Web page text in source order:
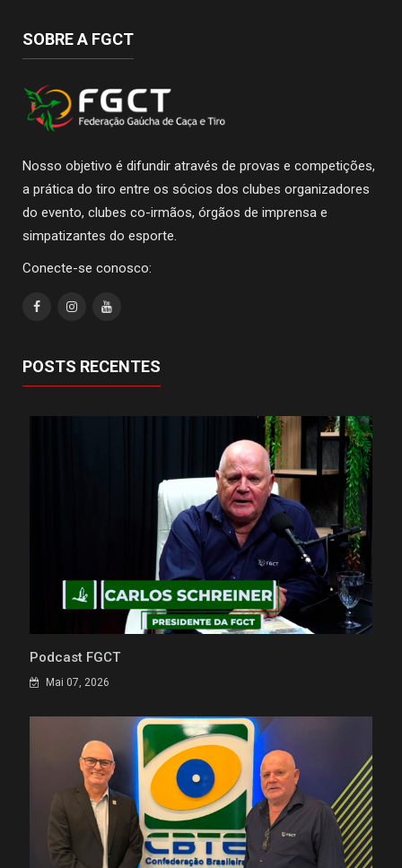
SOBRE A FGCT
Nosso objetivo é difundir através de provas e competições,
a prática do tiro entre os sócios dos clubes organizadores
do evento, clubes co-irmãos, órgãos de imprensa e
simpatizantes do esporte.
Conecte-se conosco:
POSTS RECENTES
Podcast FGCT
Mai 07, 2026